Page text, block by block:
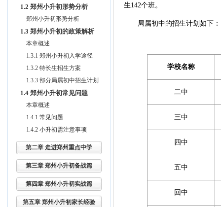
1.2 郑州小升初形势分析
郑州小升初形势分析
1.3 郑州小升初的政策解析
本章概述
1.3.1 郑州小升初入学途径
1.3.2 特长生招生方案
1.3.3 部分局属初中招生计划
1.4 郑州小升初常见问题
本章概述
1.4.1 常见问题
1.4.2 小升初需注意事项
第二章 走进郑州重点中学
第三章 郑州小升初备战篇
第四章 郑州小升初实战篇
第五章 郑州小升初家长经验
生142个班。
局属初中的招生计划如下：
学校名称
二中
三中
四中
五中
回中